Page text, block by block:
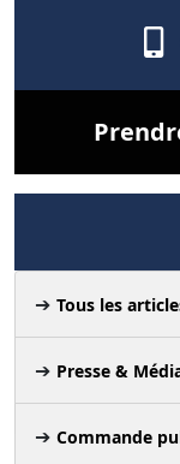
Tous les
Presse &
Commande